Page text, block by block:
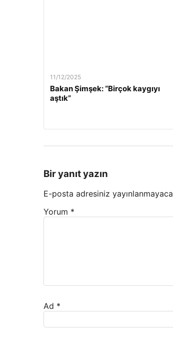
11/12/2025
Bakan Şimşek: “Birçok kaygıyı
aştık”
Bir yanıt yazın
E-posta adresiniz
Yorum *
Ad *